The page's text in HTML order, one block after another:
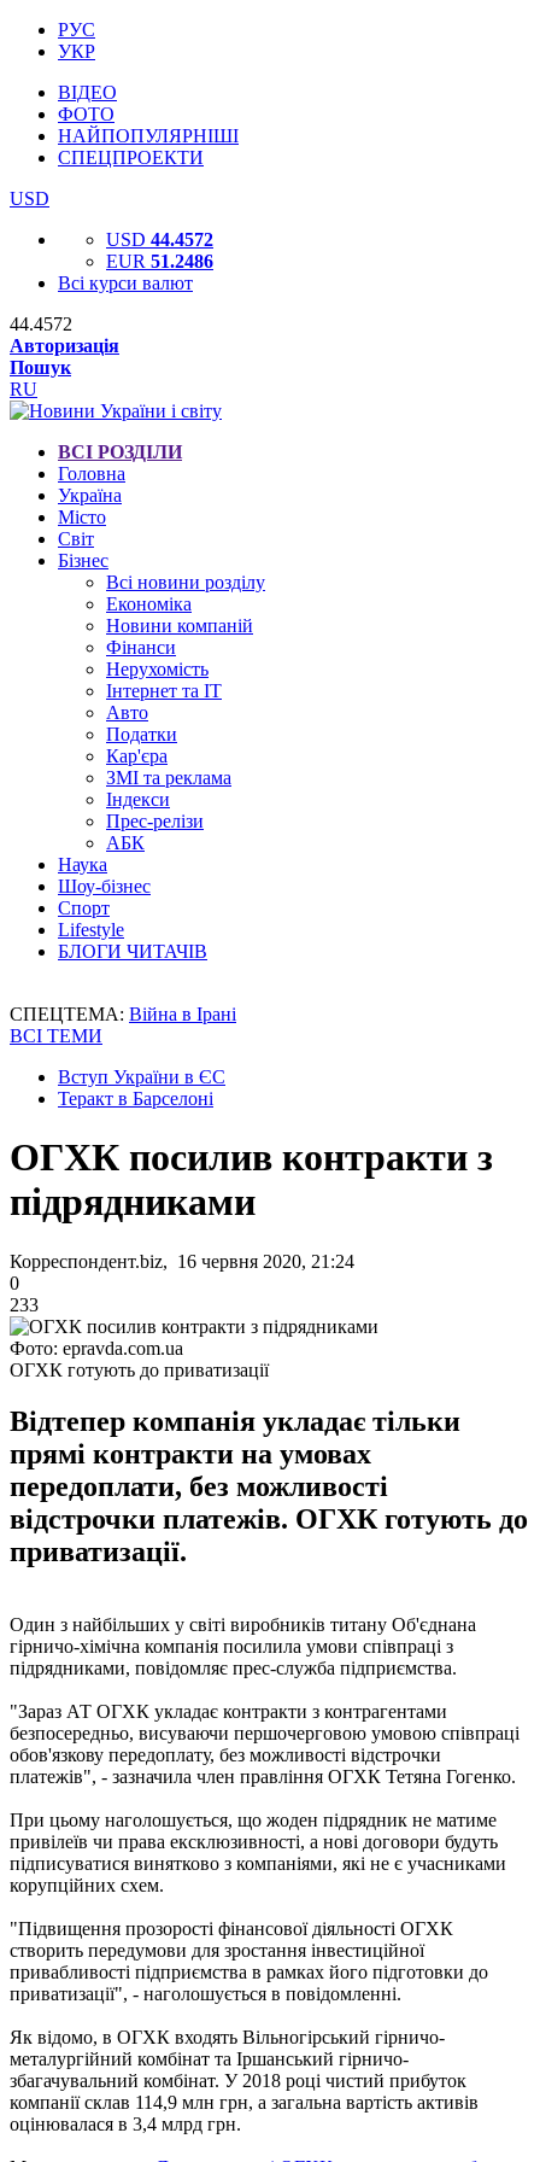
РУС
УКР
ВІДЕО
ФОТО
НАЙПОПУЛЯРНІШІ
СПЕЦПРОЕКТИ
USD
USD 44.4572
EUR 51.2486
Всі курси валют
44.4572
Авторизація
Пошук
RU
ВСІ РОЗДІЛИ
Головна
Україна
Місто
Світ
Бізнес
Всі новини розділу
Економіка
Новини компаній
Фінанси
Нерухомість
Інтернет та IT
Авто
Податки
Кар'єра
ЗМІ та реклама
Індекси
Прес-релізи
АБК
Наука
Шоу-бізнес
Спорт
Lifestyle
БЛОГИ ЧИТАЧІВ
СПЕЦТЕМА: Війна в Ірані
ВСІ ТЕМИ
Вступ України в ЄС
Теракт в Барселоні
ОГХК посилив контракти з
підрядниками
Корреспондент.biz, 16 червня 2020, 21:24
0
233
Фото: epravda.com.ua
ОГХК готують до приватизації
Відтепер компанія укладає тільки
прямі контракти на умовах
передоплати, без можливості
відстрочки платежів. ОГХК готують до
приватизації.
Один з найбільших у світі виробників титану Об'єднана
гірничо-хімічна компанія посилила умови співпраці з
підрядниками, повідомляє прес-служба підприємства.
"Зараз АТ ОГХК укладає контракти з контрагентами
безпосередньо, висуваючи першочерговою умовою співпраці
обов'язкову передоплату, без можливості відстрочки
платежів", - зазначила член правління ОГХК Тетяна Гогенко.
При цьому наголошується, що жоден підрядник не матиме
привілеїв чи права ексклюзивності, а нові договори будуть
підписуватися винятково з компаніями, які не є учасниками
корупційних схем.
"Підвищення прозорості фінансової діяльності ОГХК
створить передумови для зростання інвестиційної
привабливості підприємства в рамках його підготовки до
приватизації", - наголошується в повідомленні.
Як відомо, в ОГХК входять Вільногірський гірничо-
металургійний комбінат та Іршанський гірничо-
збагачувальний комбінат. У 2018 році чистий прибуток
компанії склав 114,9 млн грн, а загальна вартість активів
оцінювалася в 3,4 млрд грн.